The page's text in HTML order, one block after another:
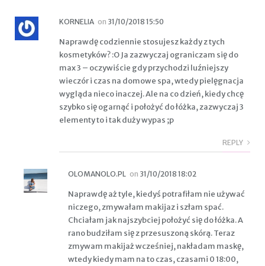
KORNELIA on 31/10/2018 15:50
Naprawdę codziennie stosujesz każdy z tych
kosmetyków? :O Ja zazwyczaj ograniczam się do
max 3 – oczywiście gdy przychodzi luźniejszy
wieczór i czas na domowe spa, wtedy pielęgnacja
wygląda nieco inaczej. Ale na co dzień, kiedy chcę
szybko się ogarnąć i położyć do łóżka, zazwyczaj 3
elementy to i tak duży wypas ;p
REPLY
OLOMANOLO.PL on 31/10/2018 18:02
Naprawdę aż tyle, kiedyś potrafiłam nie używać
niczego, zmywałam makijaz i szłam spać.
Chciałam jak najszybciej położyć się do łóżka. A
rano budziłam się z przesuszoną skórą. Teraz
zmywam makijaż wcześniej, nakładam maskę,
wtedy kiedy mam na to czas, czasami 0 18:00,